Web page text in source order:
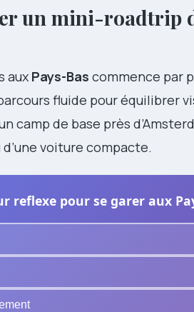
un mini-roadtrip
aux Pays-Bas commence par
fluide pour équilibrer
camp de base près
voiture compacte.
reflexe pour se garer aux